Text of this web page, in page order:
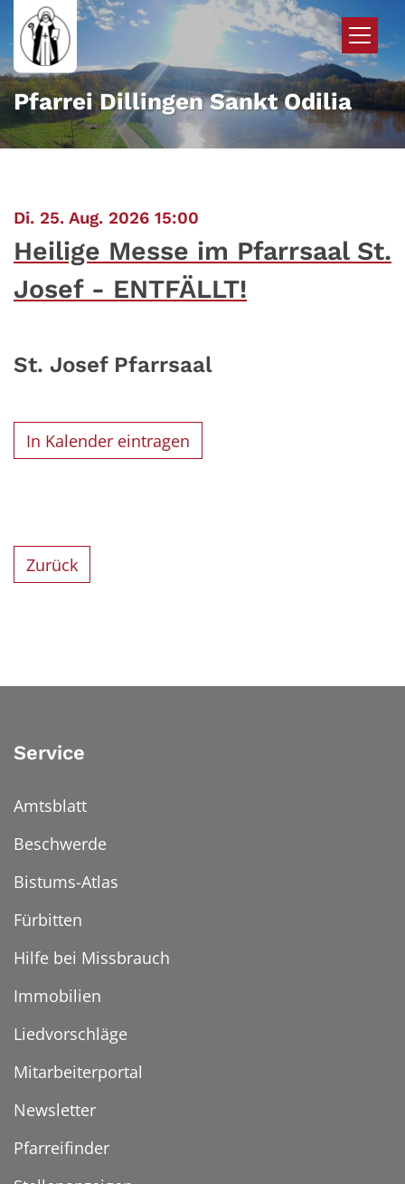
Zum Inhalt springen
Pfarrei Dillingen Sankt Odilia
Di. 25. Aug. 2026 15:00
Heilige Messe im Pfarrsaal St.
Josef - ENTFÄLLT!
St. Josef Pfarrsaal
In Kalender eintragen
Zurück
Service
Amtsblatt
Beschwerde
Bistums-Atlas
Fürbitten
Hilfe bei Missbrauch
Immobilien
Liedvorschläge
Mitarbeiterportal
Newsletter
Pfarreifinder